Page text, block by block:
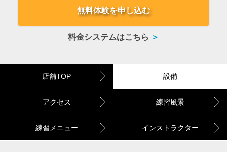
無料体験を申し込む
料金システムはこちら
店舗TOP 設備
アクセス 練習風景
練習メニュー インストラクター